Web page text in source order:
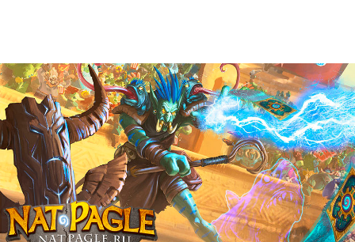
Hearthstone.